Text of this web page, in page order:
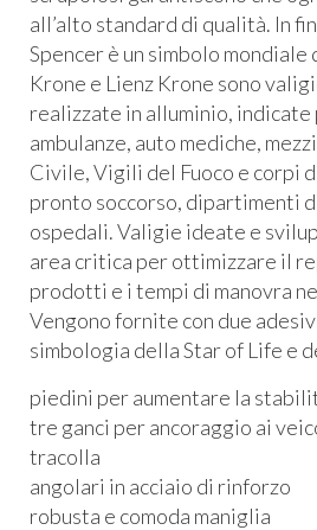
all’alto standard di qualità. In
Spencer è un simbolo
Krone e Lienz Krone sono
realizzate in alluminio,
ambulanze, auto mediche,
Civile, Vigili del Fuoco e corpi
pronto soccorso, dipartimenti
ospedali. Valigie ideate e
area critica per ottimizzare il
prodotti e i tempi di manovra
Vengono fornite con due
simbologia della Star of Life e
piedini per aumentare la
tre ganci per ancoraggio ai
tracolla
angolari in acciaio di rinforzo
robusta e comoda maniglia